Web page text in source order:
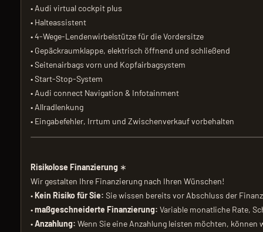
• Audi virtual cockpit plus
• Halteassistent
• 4-Wege-Lendenwirbelstütze für die Vordersitze
• Gepäckraumklappe, elektrisch öffnend und schließend
• Seitenairbags vorn und Kopfairbagsystem
• Start-Stop-System
• Audi connect Navigation & Infotainment
• Allradlenkung
• Eingabefehler, Irrtum und Zwischenverkauf vorbehalten
Risikolose Finanzierung ∗
Wir gestalten Ihre Finanzierung nach Ihren Wünschen!
•Kein Risiko für Sie: Sie wissen bereits vor Abschluss der
•maßgeschneiderte Finanzierung: Variable monatliche Rate,
•Anzahlung: Wenn Sie eine Anzahlung leisten möchten, können